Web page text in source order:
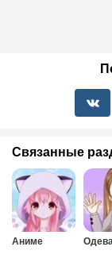
Связанные
Аниме